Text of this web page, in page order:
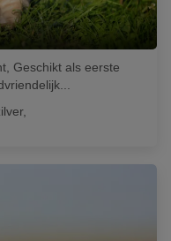
Geschikt als eerste